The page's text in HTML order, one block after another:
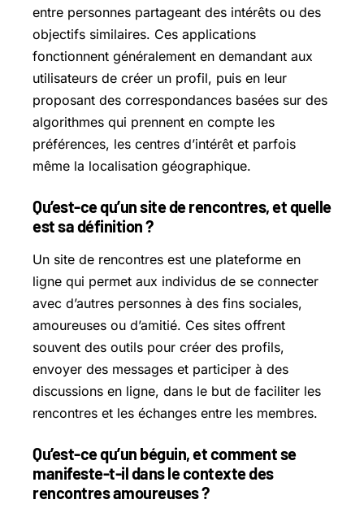
entre personnes partageant des intérêts ou des
objectifs similaires. Ces applications
fonctionnent généralement en demandant aux
utilisateurs de créer un profil, puis en leur
proposant des correspondances basées sur des
algorithmes qui prennent en compte les
préférences, les centres d’intérêt et parfois
même la localisation géographique.
Qu’est-ce qu’un site de rencontres, et quelle
est sa définition ?
Un site de rencontres est une plateforme en
ligne qui permet aux individus de se connecter
avec d’autres personnes à des fins sociales,
amoureuses ou d’amitié. Ces sites offrent
souvent des outils pour créer des profils,
envoyer des messages et participer à des
discussions en ligne, dans le but de faciliter les
rencontres et les échanges entre les membres.
Qu’est-ce qu’un béguin, et comment se
manifeste-t-il dans le contexte des
rencontres amoureuses ?